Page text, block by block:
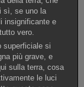
sì, se uno la
insignificante e
vero.
superficiale si
più grave, e
sulla terra, cosa
le luci